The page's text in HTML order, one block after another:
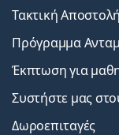
Τακτική Αποστολή
Πρόγραμμα
Έκπτωση για
Συστήστε μας
Δωροεπιταγές